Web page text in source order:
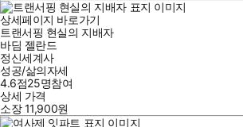
상세페이지 바로가기
트랜서핑 현실의 지배자
바딤 젤란드
정신세계사
성공/삶의자세
4.6점25명참여
상세 가격
소장11,900원